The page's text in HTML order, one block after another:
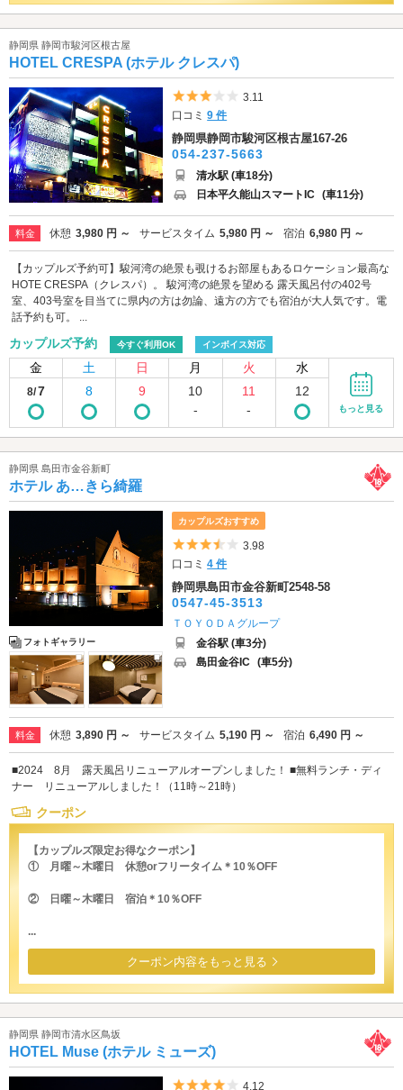
静岡県 静岡市駿河区根古屋
HOTEL CRESPA (ホテル クレスパ)
5つ星のうち3
3.11
口コミ9 件
静岡県静岡市駿河区根古屋167-26
054-237-5663
清水駅 (車18分)
日本平久能山スマートIC (車11分)
料金 休憩 3,980 円 ～ サービスタイム 5,980 円 ～ 宿泊 6,980 円 ～
【カップルズ予約可】駿河湾の絶景も覗けるお部屋もあるロケーション最高な
HOTE CRESPA（クレスパ）。 駿河湾の絶景を望める 露天風呂付の402号
室、403号室を目当てに県内の方は勿論、遠方の方でも宿泊が大人気です。電
話予約も可。 ...
カップルズ予約 今すぐ利用OK インボイス対応
金 土 日 月 火 水
8/7 8 9
10
-
11
-
12
もっと見る
静岡県 島田市金谷新町
ホテル あ…きら綺羅
フォトギャラリー
カップルズおすすめ
5つ星のうち3.5
3.98
口コミ4 件
静岡県島田市金谷新町2548-58
0547-45-3513
ＴＯＹＯＤＡグループ
金谷駅 (車3分)
島田金谷IC (車5分)
料金 休憩 3,890 円 ～ サービスタイム 5,190 円 ～ 宿泊 6,490 円 ～
■2024 8月 露天風呂リニューアルオープンしました！ ■無料ランチ・ディ
ナー リニューアルしました！（11時～21時）
クーポン
【カップルズ限定お得なクーポン】
① 月曜～木曜日 休憩orフリータイム＊10％OFF
② 日曜～木曜日 宿泊＊10％OFF
...
クーポン内容をもっと見る
静岡県 静岡市清水区鳥坂
HOTEL Muse (ホテル ミューズ)
5つ星のうち4
4.12